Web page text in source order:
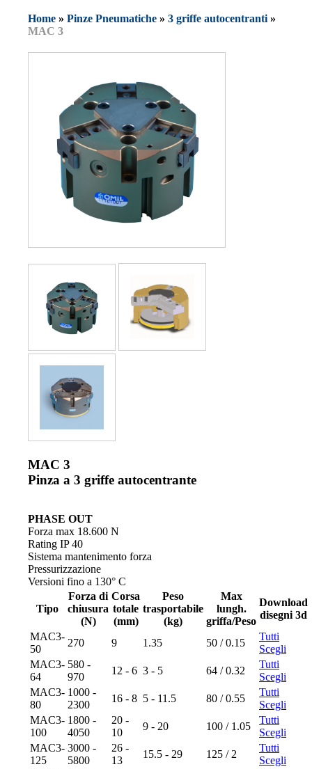
Home » Pinze Pneumatiche » 3 griffe autocentranti »
MAC 3
MAC 3
Pinza a 3 griffe autocentrante
PHASE OUT
Forza max 18.600 N
Rating IP 40
Sistema mantenimento forza
Pressurizzazione
Versioni fino a 130° C
Tipo
Forza di
chiusura
(N)
Corsa
totale
(mm)
Peso
trasportabile
(kg)
Max
lungh.
griffa/Peso
Download
disegni 3d
MAC3-
50
270 9 1.35 50 / 0.15
Tutti
Scegli
MAC3-
64
580 -
970
12 - 6 3 - 5 64 / 0.32
Tutti
Scegli
MAC3-
80
1000 -
2300
16 - 8 5 - 11.5 80 / 0.55
Tutti
Scegli
MAC3-
100
1800 -
4050
20 -
10
9 - 20 100 / 1.05
Tutti
Scegli
MAC3-
125
3000 -
5800
26 -
13
15.5 - 29 125 / 2
Tutti
Scegli